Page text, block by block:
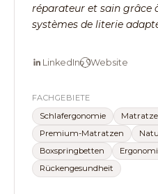
réparateur et sain grâce
systèmes de literie
LinkedIn Website
FACHGEBIETE
Schlafergonomie
Premium-Matratzen
Boxspringbetten
Rückengesundheit